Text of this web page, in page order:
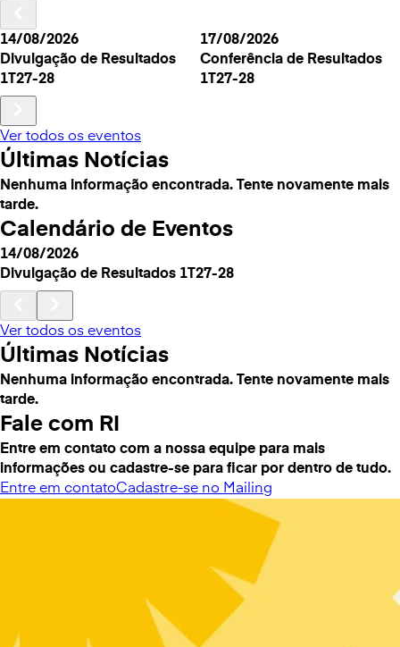
14/08/2026
Divulgação de Resultados
1T27-28
17/08/2026
Conferência de Resultados
1T27-28
Ver todos os eventos
Últimas Notícias
Nenhuma informação encontrada. Tente novamente mais
tarde.
Calendário de Eventos
14/08/2026
Divulgação de Resultados 1T27-28
Ver todos os eventos
Últimas Notícias
Nenhuma informação encontrada. Tente novamente mais
tarde.
Fale com RI
Entre em contato com a nossa equipe para mais
informações ou cadastre-se para ficar por dentro de tudo.
Entre em contatoCadastre-se no Mailing